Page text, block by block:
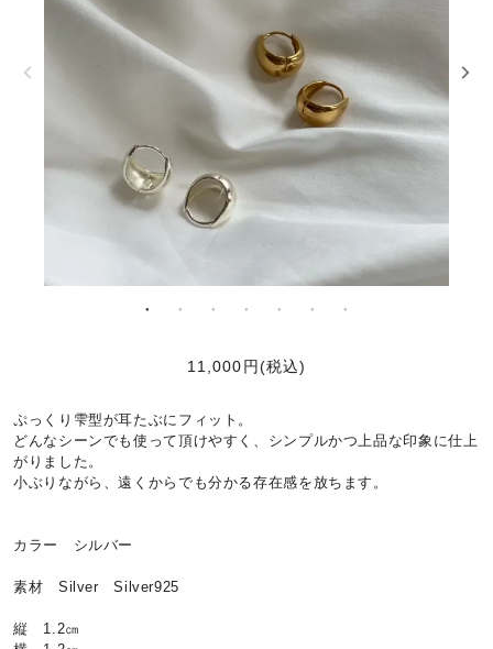
11,000円(税込)
ぷっくり雫型が耳たぶにフィット。
どんなシーンでも使って頂けやすく、シンプルかつ上品な印象に仕上
がりました。
小ぶりながら、遠くからでも分かる存在感を放ちます。
カラー シルバー
素材 Silver Silver925
縦 1.2㎝